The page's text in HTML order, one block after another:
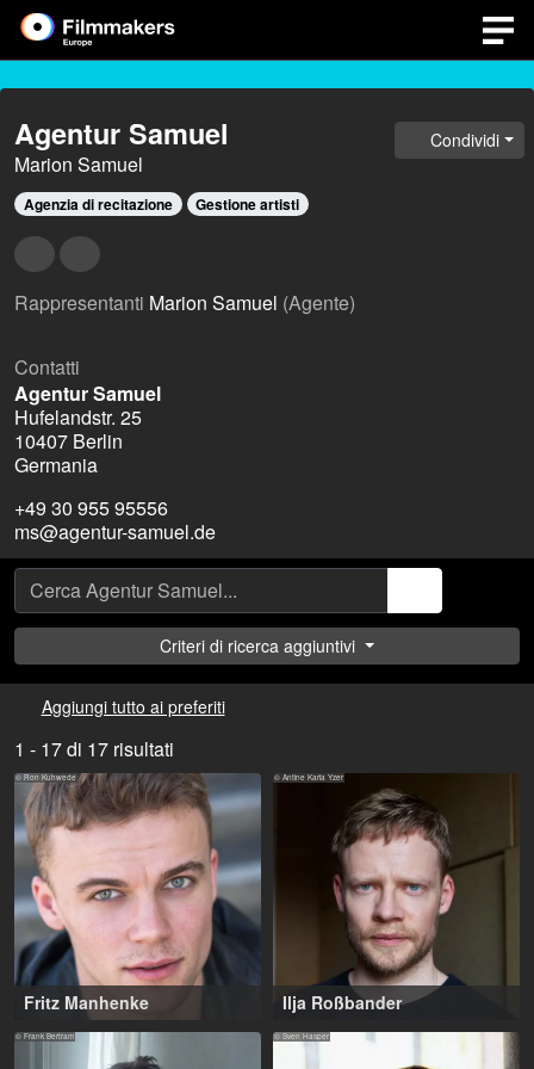
Agentur Samuel
Marion Samuel
Agenzia di recitazione Gestione artisti
Rappresentanti Marion Samuel (Agente)
Contatti
Agentur Samuel
Hufelandstr. 25
10407 Berlin
Germania
+49 30 955 95556
ms@agentur-samuel.de
Condividi
Criteri di ricerca aggiuntivi
Aggiungi tutto ai preferiti
1 - 17 di 17 risultati
© Ron Kuhwede
21-27 anni,Leipzig (DE)
Fritz Manhenke
© Antine Karla Yzer
29-43 anni,Hamburg (DE)
Ilja Roßbander
© Frank Bertram © Sven Hasper